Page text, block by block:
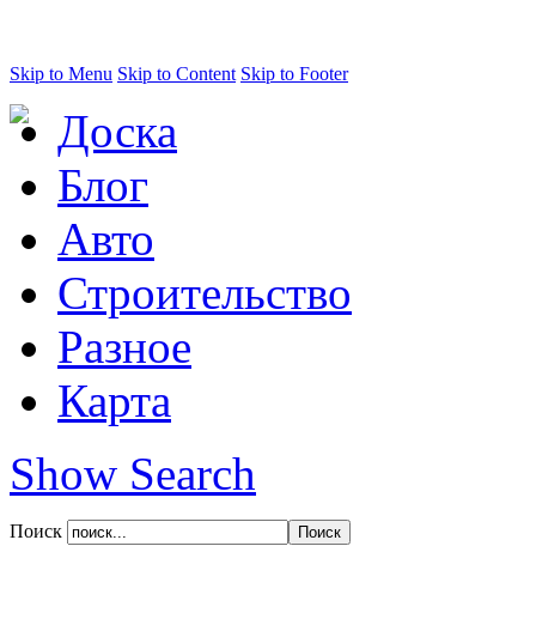
Skip to Menu Skip to Content Skip to Footer
Доска
Блог
Авто
Строительство
Разное
Карта
Show Search
Поиск